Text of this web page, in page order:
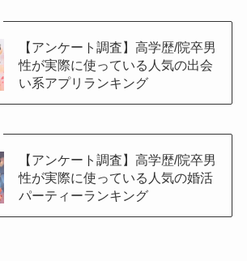
【アンケート調査】高学歴/院卒男
性が実際に使っている人気の出会
い系アプリランキング
【アンケート調査】高学歴/院卒男
性が実際に使っている人気の婚活
パーティーランキング